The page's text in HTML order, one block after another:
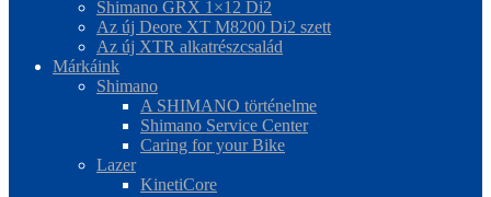
Shimano GRX 1×12 Di2
Az új Deore XT M8200 Di2 szett
Az új XTR alkatrészcsalád
Márkáink
Shimano
A SHIMANO történelme
Shimano Service Center
Caring for your Bike
Lazer
KinetiCore